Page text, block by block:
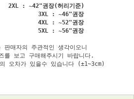
2XL : ~42"권장(허리기준)
                     5XL : ~56"권장
판매자의 주관적인 생각이오니
오차가 있을수 있습니다 (±1~3cm)